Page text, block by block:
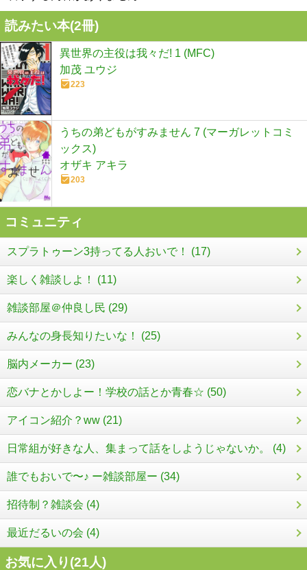
読みたい本(2冊)
異世界の主役は我々だ! 1 (MFC)
加茂 ユウジ
223
うちの弟どもがすみません 7 (マーガレットコミ
ックス)
オザキ アキラ
203
コミュニティ
スプラトゥーン3持ってる人おいで！ (17)
楽しく雑談しよ！ (11)
雑談部屋＠仲良し民 (29)
みんなの身長知りたいな！ (25)
脳内メーカー (23)
恋バナとかしよー！学校の話とか青春☆ (50)
アイコン紹介？ww (21)
日常組が好きな人、集まって話をしようじゃないか。 (4)
誰でもおいで〜♪ ー雑談部屋ー (34)
招待制？雑談会 (4)
最近だるいの会 (4)
お気に入り(21人)